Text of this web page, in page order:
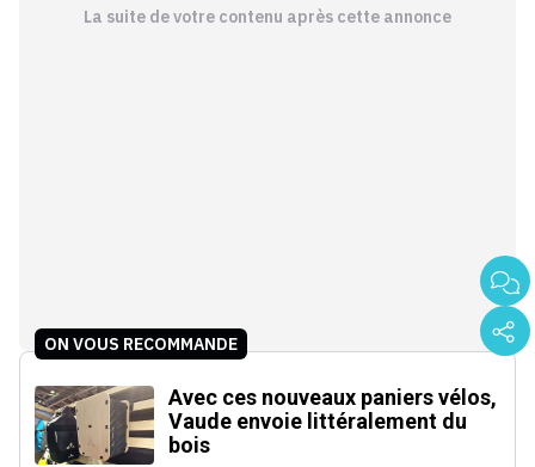
La suite de votre contenu après cette annonce
ON VOUS RECOMMANDE
Avec ces nouveaux paniers vélos,
Vaude envoie littéralement du
bois